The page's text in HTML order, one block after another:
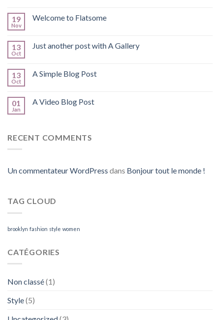
19
Nov
Welcome to Flatsome
13
Oct
Just another post with A Gallery
13
Oct
A Simple Blog Post
01
Jan
A Video Blog Post
RECENT COMMENTS
Un commentateur WordPress dans Bonjour tout le monde !
TAG CLOUD
brooklyn fashion style women
CATÉGORIES
Non classé(1)
Style(5)